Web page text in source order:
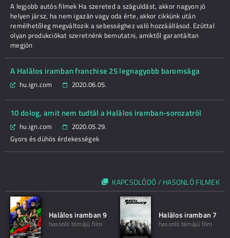
A legjobb autós filmek Ha szereted a száguldást, akkor nagyon jó
helyen jársz, ha nem igazán vagy oda érte, akkor cikkünk után
remélhetőleg megváltozik a sebességhez való hozzáállásod. Ezúttal
olyan produkciókat szeretnénk bemutatni, amiktől garantáltan
megjön
A Halálos iramban franchise 25 legnagyobb baromsága
hu.ign.com 2020.06.05.
10 dolog, amit nem tudtál a Halálos iramban-sorozatról
hu.ign.com
2020.05.29.
Gyors és dühös érdekességek
KAPCSOLÓDÓ / HASONLÓ FILMEK
Halálos iramban 9
hasonló témájú film
Halálos iramban 7
hasonló témájú film